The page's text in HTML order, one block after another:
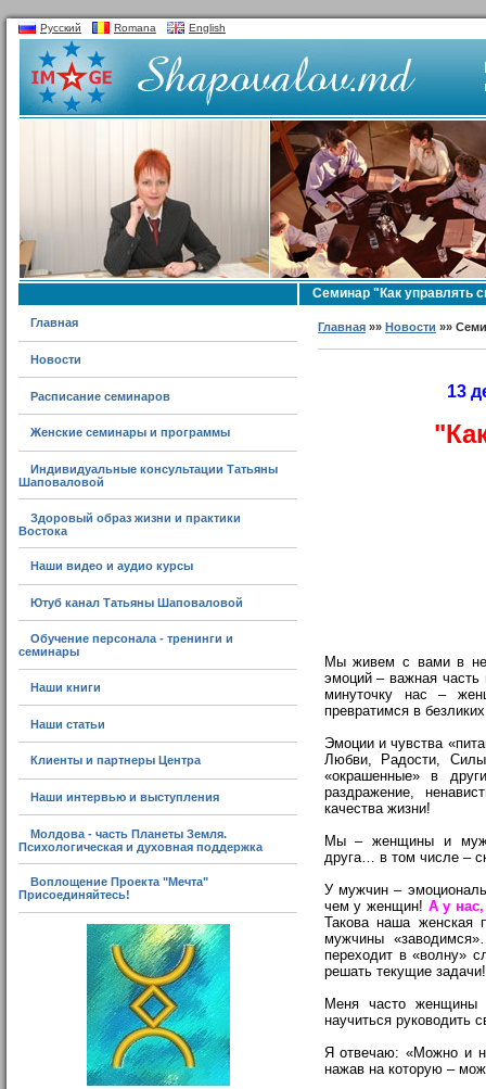
Русский Romana English
Главная
Новости
Расписание семинаров
Женские семинары и программы
Индивидуальные консультации Татьяны
Шаповаловой
Здоровый образ жизни и практики
Востока
Наши видео и аудио курсы
Ютуб канал Татьяны Шаповаловой
Обучение персонала - тренинги и
семинары
Наши книги
Наши статьи
Клиенты и партнеры Центра
Наши интервью и выступления
Молдова - часть Планеты Земля.
Психологическая и духовная поддержка
Воплощение Проекта "Мечта"
Присоединяйтесь!
Семинар "Как управлять
Главная »»Новости »»
13
Мы живем с вами в
эмоций – важная часть
минуточку нас –
превратимся в
Эмоции и чувства
Любви, Радости,
«окрашенные» в
раздражение,
качества жизни!
Мы – женщины и
друга… в том числе –
У мужчин –
чем у женщин! А у
Такова наша женская
мужчины
переходит в «волну»
решать текущие
Меня часто женщины
научиться руководить
Я отвечаю: «Можно и
нажав на которую –